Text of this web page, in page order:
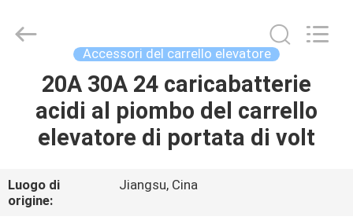
CASA
PRODOTTI
VIDEO
Kayond
Machinery
Accessori del carrello elevatore
20A 30A 24 caricabatterie
acidi al piombo del carrello
elevatore di portata di volt
Luogo di
origine:
Jiangsu, Cina